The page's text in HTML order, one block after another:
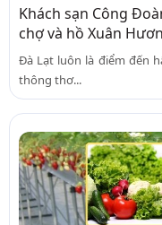
Khách sạn Công
chợ và hồ Xuân
Đà Lạt luôn là điểm đến
thông thơ...